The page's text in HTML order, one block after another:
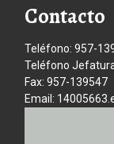
Contacto
Teléfono: 957-
Teléfono
Fax: 957-139547
Email: